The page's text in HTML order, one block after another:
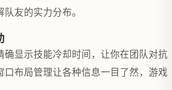
友的实力分布。
确显示技能冷却时间，让你在团队对抗
口布局管理让各种信息一目了然，游戏